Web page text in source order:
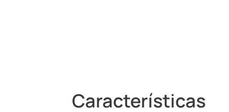
Características